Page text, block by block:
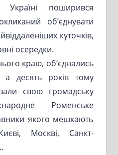
поширився
об’єднувати
куточків,
осередки.
краю, об’єднались
десять років тому
свою громадську
Роменське
якого мешкають
Москві, Санкт-